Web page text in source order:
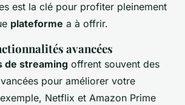
est la clé pour profiter pleinement
plateforme a à offrir.
avancées
de streaming offrent souvent des
pour améliorer votre
Netflix et Amazon Prime